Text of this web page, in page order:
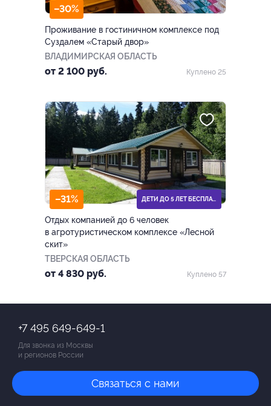
–30%
Проживание в гостиничном комплексе под
Суздалем «Старый двор»
ВЛАДИМИРСКАЯ ОБЛАСТЬ
от 2 100 руб. Куплено 25
–31% ДЕТИ ДО 5 ЛЕТ БЕСПЛАТНО
Отдых компанией до 6 человек
в агротуристическом комплексе «Лесной
скит»
ТВЕРСКАЯ ОБЛАСТЬ
от 4 830 руб. Куплено 57
+7 495 649-649-1
Для звонка из Москвы
и регионов России
Связаться с нами